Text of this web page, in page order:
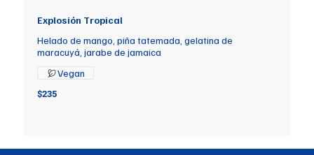
Explosión Tropical
Helado de mango, piña tatemada, gelatina de
maracuyá, jarabe de jamaica
$235
Vegan